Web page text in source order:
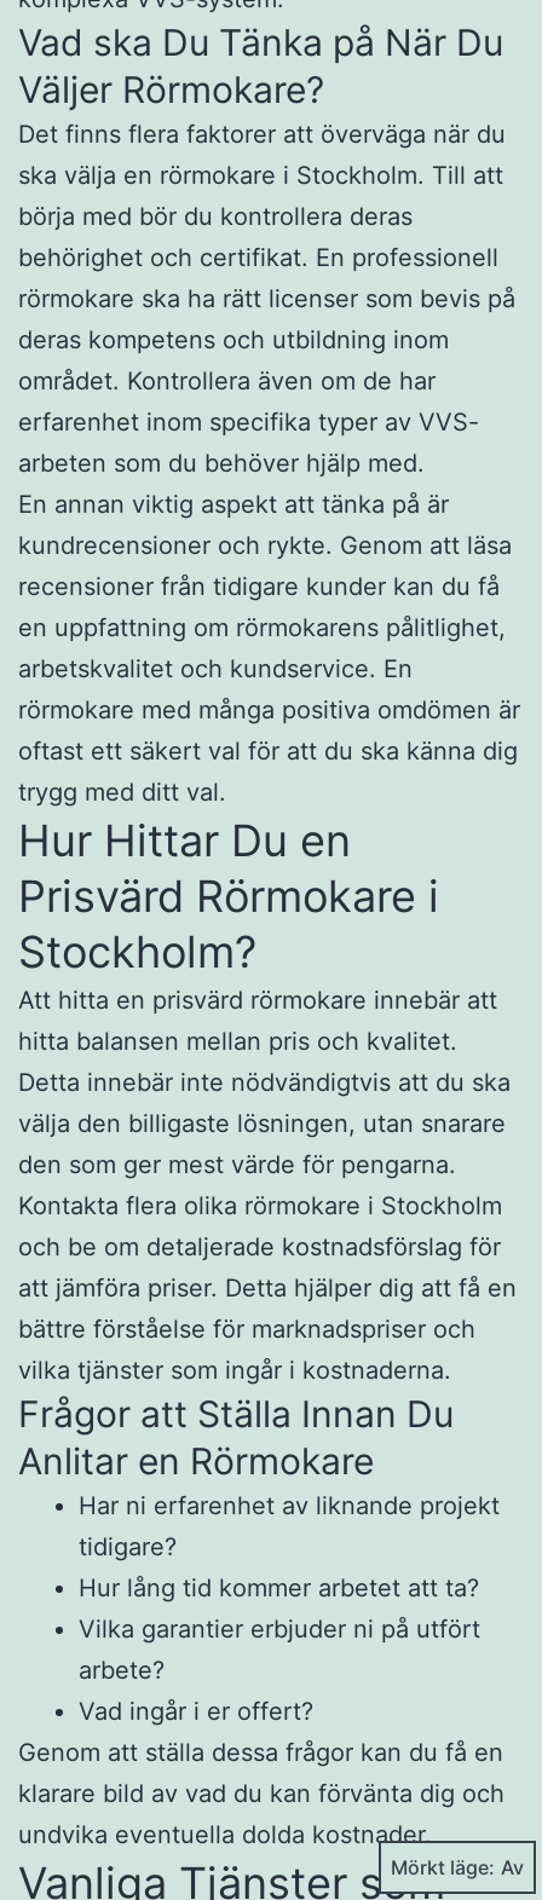
Vad ska Du Tänka på När Du
Väljer Rörmokare?
Det finns flera faktorer att överväga när du
ska välja en rörmokare i Stockholm. Till att
börja med bör du kontrollera deras
behörighet och certifikat. En professionell
rörmokare ska ha rätt licenser som bevis på
deras kompetens och utbildning inom
området. Kontrollera även om de har
erfarenhet inom specifika typer av VVS-
arbeten som du behöver hjälp med.
En annan viktig aspekt att tänka på är
kundrecensioner och rykte. Genom att läsa
recensioner från tidigare kunder kan du få
en uppfattning om rörmokarens pålitlighet,
arbetskvalitet och kundservice. En
rörmokare med många positiva omdömen är
oftast ett säkert val för att du ska känna dig
trygg med ditt val.
Hur Hittar Du en
Prisvärd Rörmokare i
Stockholm?
Att hitta en prisvärd rörmokare innebär att
hitta balansen mellan pris och kvalitet.
Detta innebär inte nödvändigtvis att du ska
välja den billigaste lösningen, utan snarare
den som ger mest värde för pengarna.
Kontakta flera olika rörmokare i Stockholm
och be om detaljerade kostnadsförslag för
att jämföra priser. Detta hjälper dig att få en
bättre förståelse för marknadspriser och
vilka tjänster som ingår i kostnaderna.
Frågor att Ställa Innan Du
Anlitar en Rörmokare
Har ni erfarenhet av liknande projekt
tidigare?
Hur lång tid kommer arbetet att ta?
Vilka garantier erbjuder ni på utfört
arbete?
Vad ingår i er offert?
Genom att ställa dessa frågor kan du få en
klarare bild av vad du kan förvänta dig och
undvika eventuella dolda kostnader.
Vanliga Tjänster somMörkt läge: